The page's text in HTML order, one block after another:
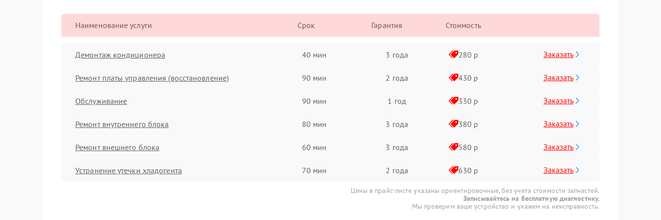
Наименование услуги Срок Гарантия Стоимость
Демонтаж кондиционера 40 мин 3 года 280 р Заказать
Ремонт платы управления (восстановление) 90 мин 2 года 430 р Заказать
Обслуживание 90 мин 1 год 330 р Заказать
Ремонт внутреннего блока 80 мин 3 года 380 р Заказать
Ремонт внешнего блока 60 мин 3 года 580 р Заказать
Устранение утечки хладогента 70 мин 2 года 630 р Заказать
Цены в прайс-листе указаны ориентировочные, без учета стоимости запчастей.
Записывайтесь на бесплатную диагностику.
Мы проверим ваше устройство и укажем на неисправность.